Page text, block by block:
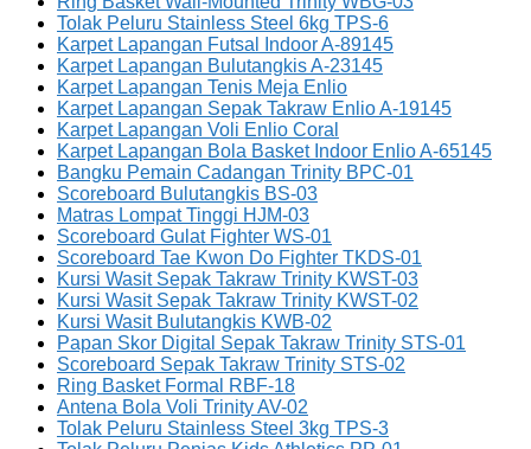
Tolak Peluru Stainless Steel 6kg TPS-6
Karpet Lapangan Futsal Indoor A-89145
Karpet Lapangan Bulutangkis A-23145
Karpet Lapangan Tenis Meja Enlio
Karpet Lapangan Sepak Takraw Enlio A-19145
Karpet Lapangan Voli Enlio Coral
Karpet Lapangan Bola Basket Indoor Enlio A-65145
Bangku Pemain Cadangan Trinity BPC-01
Scoreboard Bulutangkis BS-03
Matras Lompat Tinggi HJM-03
Scoreboard Gulat Fighter WS-01
Scoreboard Tae Kwon Do Fighter TKDS-01
Kursi Wasit Sepak Takraw Trinity KWST-03
Kursi Wasit Sepak Takraw Trinity KWST-02
Kursi Wasit Bulutangkis KWB-02
Papan Skor Digital Sepak Takraw Trinity STS-01
Scoreboard Sepak Takraw Trinity STS-02
Ring Basket Formal RBF-18
Antena Bola Voli Trinity AV-02
Tolak Peluru Stainless Steel 3kg TPS-3